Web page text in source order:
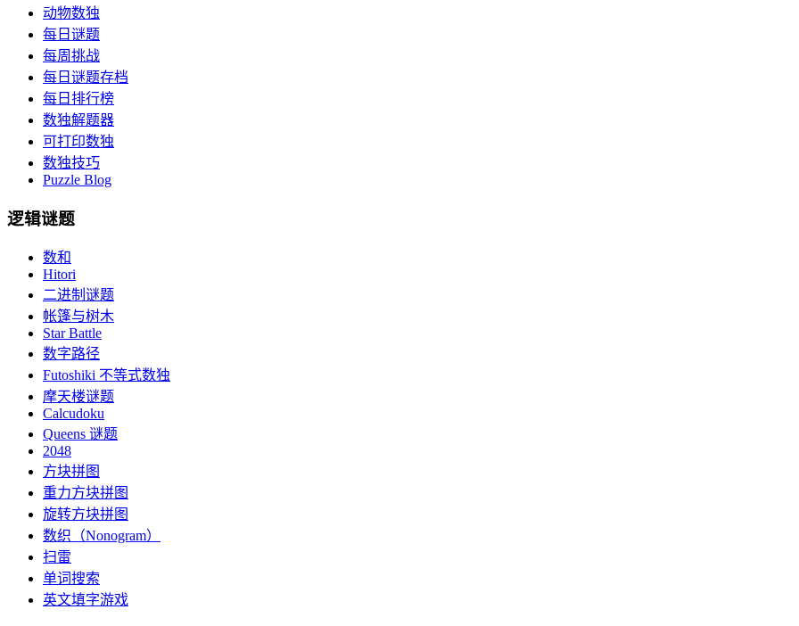
动物数独
每日谜题
每周挑战
每日谜题存档
每日排行榜
数独解题器
可打印数独
数独技巧
Puzzle Blog
逻辑谜题
数和
Hitori
二进制谜题
帐篷与树木
Star Battle
数字路径
Futoshiki 不等式数独
摩天楼谜题
Calcudoku
Queens 谜题
2048
方块拼图
重力方块拼图
旋转方块拼图
数织（Nonogram）
扫雷
单词搜索
英文填字游戏